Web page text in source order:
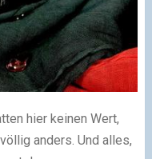
hier keinen Wert,
anders. Und alles,